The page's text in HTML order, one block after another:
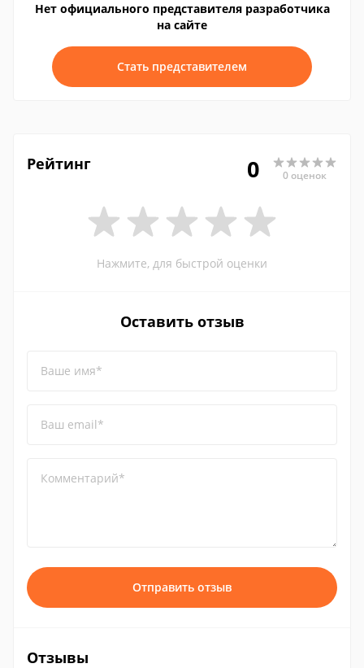
Нет официального представителя разработчика
на сайте
Стать представителем
Рейтинг 0 0 оценок
Нажмите, для быстрой оценки
Оставить отзыв
Ваше имя*
Ваш email*
Комментарий*
Отправить отзыв
Отзывы